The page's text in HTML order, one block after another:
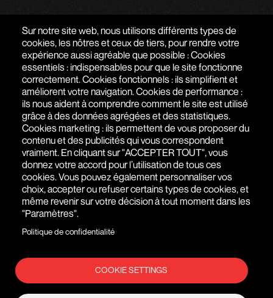
Sur notre site web, nous utilisons différents types de
cookies, les nôtres et ceux de tiers, pour rendre votre
expérience aussi agréable que possible : Cookies
essentiels : indispensables pour que le site fonctionne
correctement. Cookies fonctionnels : ils simplifient et
améliorent votre navigation. Cookies de performance :
ils nous aident à comprendre comment le site est utilisé
grâce à des données agrégées et des statistiques.
Cookies marketing : ils permettent de vous proposer du
contenu et des publicités qui vous correspondent
vraiment. En cliquant sur "ACCEPTER TOUT", vous
donnez votre accord pour l’utilisation de tous ces
cookies. Vous pouvez également personnaliser vos
choix, accepter ou refuser certains types de cookies, et
même revenir sur votre décision à tout moment dans les
"Paramètres".
Politique de confidentialité
COOKIE SETTINGS
AGENCE WEB À PARIS - SAIGON
51 RUE DE SEINE,75006 PARIS,ÎLE-DE-FRANCE, FRANCE
+(33) 1 76 77 27 61
MENTIONS LÉGALES
POLITIQUE DE CONFIDENTIALITÉ
© AGENCE WEB FIDESIO 2026